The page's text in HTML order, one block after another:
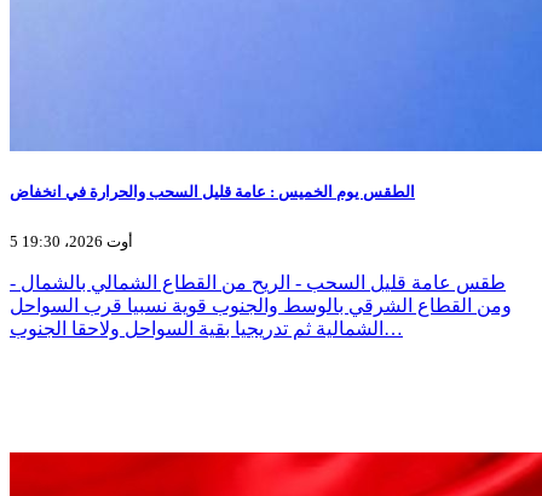
الطقس يوم الخميس : عامة قليل السحب والحرارة في انخفاض
5 أوت 2026، 19:30
- طقس عامة قليل السحب - الريح من القطاع الشمالي بالشمال
ومن القطاع الشرقي بالوسط والجنوب قوية نسبيا قرب السواحل
الشمالية ثم تدريجيا بقية السواحل ولاحقا الجنوب…